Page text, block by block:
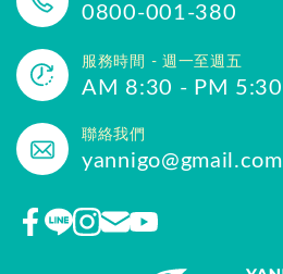
0800-001-380
服務時間 - 週一至週五
AM 8:30 - PM 5:30
聯絡我們
yannigo@gmail.com